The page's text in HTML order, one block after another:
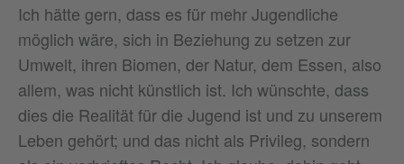
Ich hätte gern, dass es für mehr Jugendliche
möglich wäre, sich in Beziehung zu setzen zur
Umwelt, ihren Biomen, der Natur, dem Essen, also
allem, was nicht künstlich ist. Ich wünschte, dass
dies die Realität für die Jugend ist und zu unserem
Leben gehört; und das nicht als Privileg, sondern